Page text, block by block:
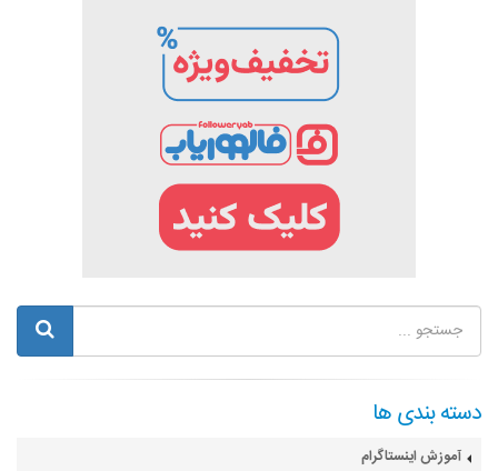
دسته بندی ها
آموزش اینستاگرام